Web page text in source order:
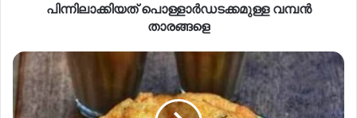
പിന്നിലാക്കിയത് പൊള്ളാർഡടക്കമുള്ള വമ്പൻ
താരങ്ങളെ